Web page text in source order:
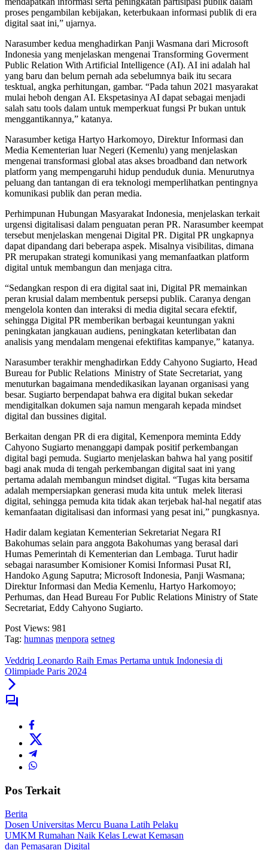
proses pengambilan kebijakan, keterbukaan informasi publik di era
digital saat ini,” ujarnya.
Narasumber kedua menghadirkan Panji Wasmana dari Microsoft
Indonesia yang menjelaskan mengenai Transforming Goverment
Public Relation With Artificial Intelligence (AI). AI ini adalah hal
yang baru dan belum pernah ada sebelumnya baik itu secara
tesktual, angka perhitungan, gambar. “Pada tahun 2021 masyarakat
mulai heboh dengan AI. Ekspetasinya AI dapat sebagai menjadi
salah satu tools dalam untuk memperkuat fungsi Pr bukan untuk
menggantikannya,” katanya.
Narasumber ketiga Hartyo Harkomoyo, Direktur Informasi dan
Media Kementerian luar Negeri (Kemenlu) yang menjelaskan
mengenai transformasi global atas akses broadband dan network
platform yang mempengaruhi hidup penduduk dunia. Menurutnya
peluang dan tantangan di era teknologi memperlihatkan pentingnya
komunikasi publik dan peran media.
Perhimpunan Hubungan Masyarakat Indonesia, menjelaskan terkait
urgensi digitalisasi dalam penguatan peran PR. Narasumber keempat
tersebut menjelaskan mengenai Digital PR. Digital PR ungkapnya
dapat dipandang dari beberapa aspek. Misalnya visibilitas, dimana
PR merupakan strategi komunikasi yang memanfaatkan platform
digital untuk membangun dan menjaga citra.
“Sedangkan respon di era digital saat ini, Digital PR memainkan
peran krusial dalam membentuk persepsi publik. Caranya dengan
mengelola konten dan interaksi di media digital secara efektif,
sehingga Digital PR memberikan berbagai keuntungan yakni
peningkatan jangkauan audiens, peningkatan keterlibatan dan
analisis yang mendalam mengenai efektifitas kampanye,” katanya.
Narasumber terakhir menghadirkan Eddy Cahyono Sugiarto, Head
Bureau for Public Relations Ministry of State Secretariat, yang
menuturkan bagaimana mendedikasikan layanan organisasi yang
besar. Sugiarto berpendapat bahwa era digital bukan sekedar
mendigitalkan dokumen saja namun mengarah kepada mindset
digital dan bussines digital.
Berkaitan dengan PR di era digital, Kemenpora meminta Eddy
Cahyono Sugiarto menanggapi dampak positif perkembangan
digital bagi pemuda. Sugiarto menjelaskan bahwa hal yang positif
bagi anak muda di tengah perkembangan digital saat ini yang
pertama adalah membangun mindset digital. “Tugas kita bersama
adalah mempersiapkan generasi muda kita untuk melek literasi
digital, sehingga pemuda kita tidak akan terjebak hal-hal negatif atas
kemanfaatan digitalisasi dan informasi yang pesat ini,” pungkasnya.
Hadir dalam kegiatan Kementerian Sekretariat Negara RI
Bakohumas selain para anggota Bakohumas yang berasal dari
Humas Pemerintah di Kementerian dan Lembaga. Turut hadir
sebagai narasumber Komisioner Komisi Informasi Pusat RI,
Handoko Agung Saputra; Microsoft Indonesia, Panji Wasmana;
Direktur Informasi dan Media Kemenlu, Hartyo Harkomoyo;
Perhumas, dan Head Bureau For Public Relations Ministry of State
Secretariat, Eddy Cahyono Sugiarto.
Post Views: 981
Tag: humnas menpora setneg
Veddriq Leonardo Raih Emas Pertama untuk Indonesia di
Olimpiade Paris 2024
Pos Terkait
Berita
Dosen Universitas Mercu Buana Latih Pelaku
UMKM Rumahan Naik Kelas Lewat Kemasan
dan Pemasaran Digital